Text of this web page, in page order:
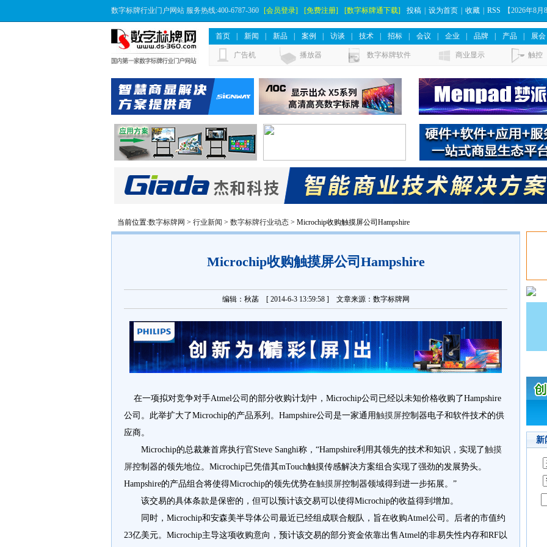
数字标牌行业门户网站 服务热线:400-6787-360 [会员登录] [免费注册] [数字标牌通下载] 投稿 设为首页 收藏 RSS 【2026年8
首页 新闻 新品 案例 访谈 技术 招标 会议 企业 品牌 产品 展会
广告机 播放器 数字标牌软件 商业显示 触控
当前位置:数字标牌网 > 行业新闻 > 数字标牌行业动态 > Microchip收购触摸屏公司Hampshire
Microchip收购触摸屏公司Hampshire
编辑：秋菡 [ 2014-6-3 13:59:58 ] 文章来源：数字标牌网
在一项拟对竞争对手Atmel公司的部分收购计划中，Microchip公司已经以未知价格收购了Hampshire
公司。此举扩大了Microchip的产品系列。Hampshire公司是一家通用触摸屏控制器电子和软件技术的供
应商。
Microchip的总裁兼首席执行官Steve Sanghi称，“Hampshire利用其领先的技术和知识，实现了触摸
屏控制器的领先地位。Microchip已凭借其mTouch触摸传感解决方案组合实现了强劲的发展势头。
Hampshire的产品组合将使得Microchip的领先优势在触摸屏控制器领域得到进一步拓展。”
该交易的具体条款是保密的，但可以预计该交易可以使得Microchip的收益得到增加。
同时，Microchip和安森美半导体公司最近已经组成联合舰队，旨在收购Atmel公司。后者的市值约
23亿美元。Microchip主导这项收购意向，预计该交易的部分资金依靠出售Atmel的非易失性内存和RF以
新